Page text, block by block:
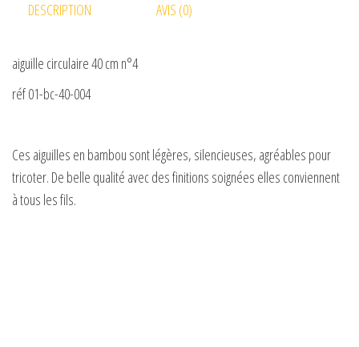
DESCRIPTION AVIS (0)
aiguille circulaire 40 cm n°4
réf 01-bc-40-004
Ces aiguilles en bambou sont légères, silencieuses, agréables pour
tricoter. De belle qualité avec des finitions soignées elles conviennent
à tous les fils.